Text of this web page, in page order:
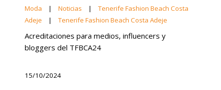
Moda | Noticias |
Tenerife Fashion Beach Costa
Adeje
| Tenerife Fashion Beach Costa Adeje
Acreditaciones para medios, influencers y
bloggers del TFBCA24
15/10/2024